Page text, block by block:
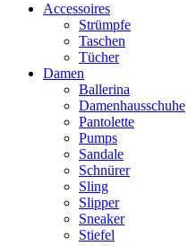
Accessoires
Strümpfe
Taschen
Tücher
Damen
Ballerina
Damenhausschuhe
Pantolette
Pumps
Sandale
Schnürer
Sling
Slipper
Sneaker
Stiefel